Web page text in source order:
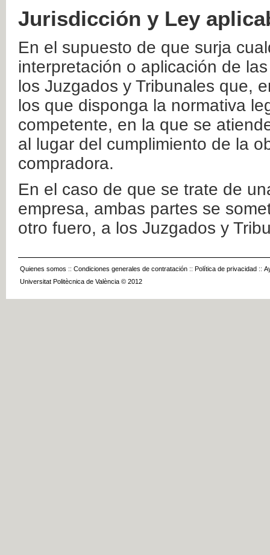
Jurisdicción y Ley
En el supuesto de que surja
interpretación o aplicación de
los Juzgados y Tribunales que,
los que disponga la normativa
competente, en la que se
al lugar del cumplimiento de la
compradora.
En el caso de que se trate de
empresa, ambas partes se
otro fuero, a los Juzgados y
Quienes somos :: Condiciones generales de contratación :: Política de privacidad ::
Universitat Politècnica de València © 2012